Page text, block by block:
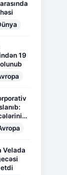
19
Velada